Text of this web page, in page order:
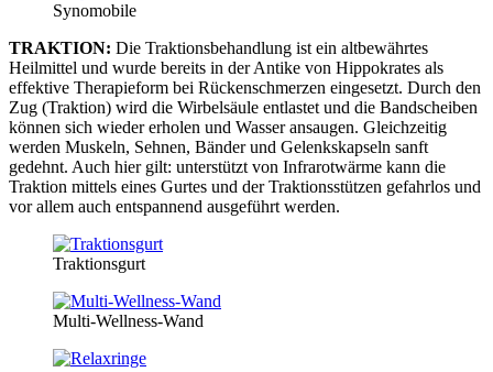
Synomobile
TRAKTION: Die Traktionsbehandlung ist ein altbewährtes
Heilmittel und wurde bereits in der Antike von Hippokrates als
effektive Therapieform bei Rückenschmerzen eingesetzt. Durch den
Zug (Traktion) wird die Wirbelsäule entlastet und die Bandscheiben
können sich wieder erholen und Wasser ansaugen. Gleichzeitig
werden Muskeln, Sehnen, Bänder und Gelenkskapseln sanft
gedehnt. Auch hier gilt: unterstützt von Infrarotwärme kann die
Traktion mittels eines Gurtes und der Traktionsstützen gefahrlos und
vor allem auch entspannend ausgeführt werden.
Traktionsgurt
Multi-Wellness-Wand